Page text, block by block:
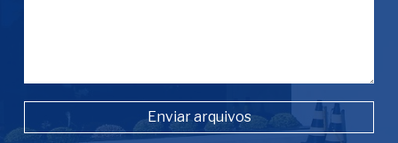
Enviar arquivos